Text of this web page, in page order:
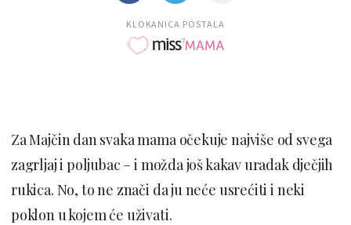
KLOKANICA POSTALA
Za Majčin dan svaka mama očekuje najviše od svega
zagrljaj i poljubac – i možda još kakav uradak dječjih
rukica. No, to ne znači da ju neće usrećiti i neki
poklon u kojem će uživati.